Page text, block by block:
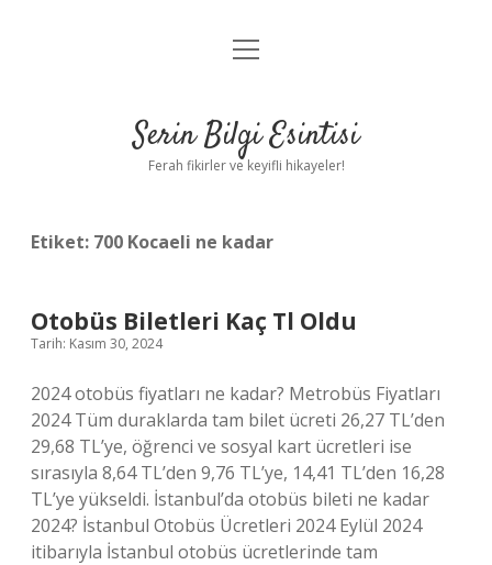
Anasayfa
Yasal Uyarı
menüyü
Serin Bilgi Esintisi
Ferah fikirler ve keyifli hikayeler!
Etiket: 700 Kocaeli ne kadar
Otobüs Biletleri Kaç Tl Oldu
Tarih: Kasım 30, 2024
2024 otobüs fiyatları ne kadar? Metrobüs Fiyatları
2024 Tüm duraklarda tam bilet ücreti 26,27 TL’den
29,68 TL’ye, öğrenci ve sosyal kart ücretleri ise
sırasıyla 8,64 TL’den 9,76 TL’ye, 14,41 TL’den 16,28
TL’ye yükseldi. İstanbul’da otobüs bileti ne kadar
2024? İstanbul Otobüs Ücretleri 2024 Eylül 2024
itibarıyla İstanbul otobüs ücretlerinde tam